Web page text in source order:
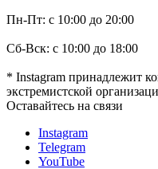
Пн-Пт: с 10:00 до 20:00
Сб-Вск: с 10:00 до 18:00
* Instagram принадлежит
экстремистской
Оставайтесь на связи
Instagram
Telegram
YouTube